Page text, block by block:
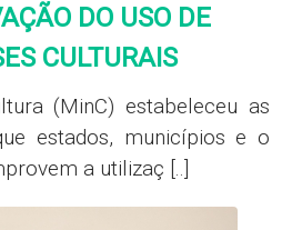
DO USO DE
CULTURAIS
(MinC) estabeleceu as
estados, municípios e o
a utilizaç [..]